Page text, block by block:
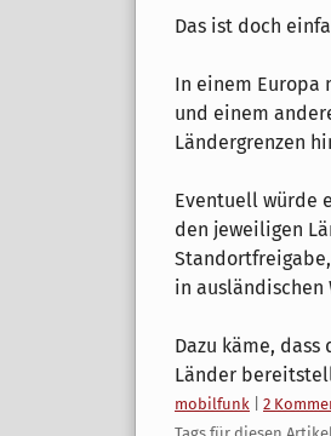
Das ist doch
In einem Europa
und einem
Ländergrenzen
Eventuell würde
den jeweiligen
in ausländischen
Dazu käme,
Länder
Kategorien:
mobilfunk
2